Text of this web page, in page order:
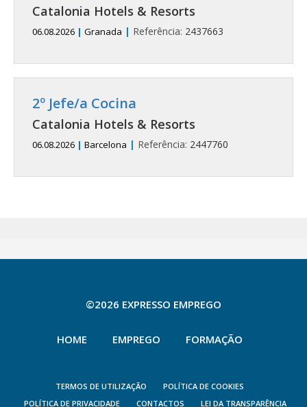
Catalonia Hotels & Resorts
06.08.2026 | Granada | Referência: 2437663
2º Jefe/a Cocina
Catalonia Hotels & Resorts
06.08.2026 | Barcelona | Referência: 2447760
©2026 EXPRESSO EMPREGO
HOME EMPREGO FORMAÇÃO
TERMOS DE UTILIZAÇÃO
POLÍTICA DE COOKIES
POLÍTICA DE PRIVACIDADE
CONTACTOS LEI DA TRANSPARÊNCIA